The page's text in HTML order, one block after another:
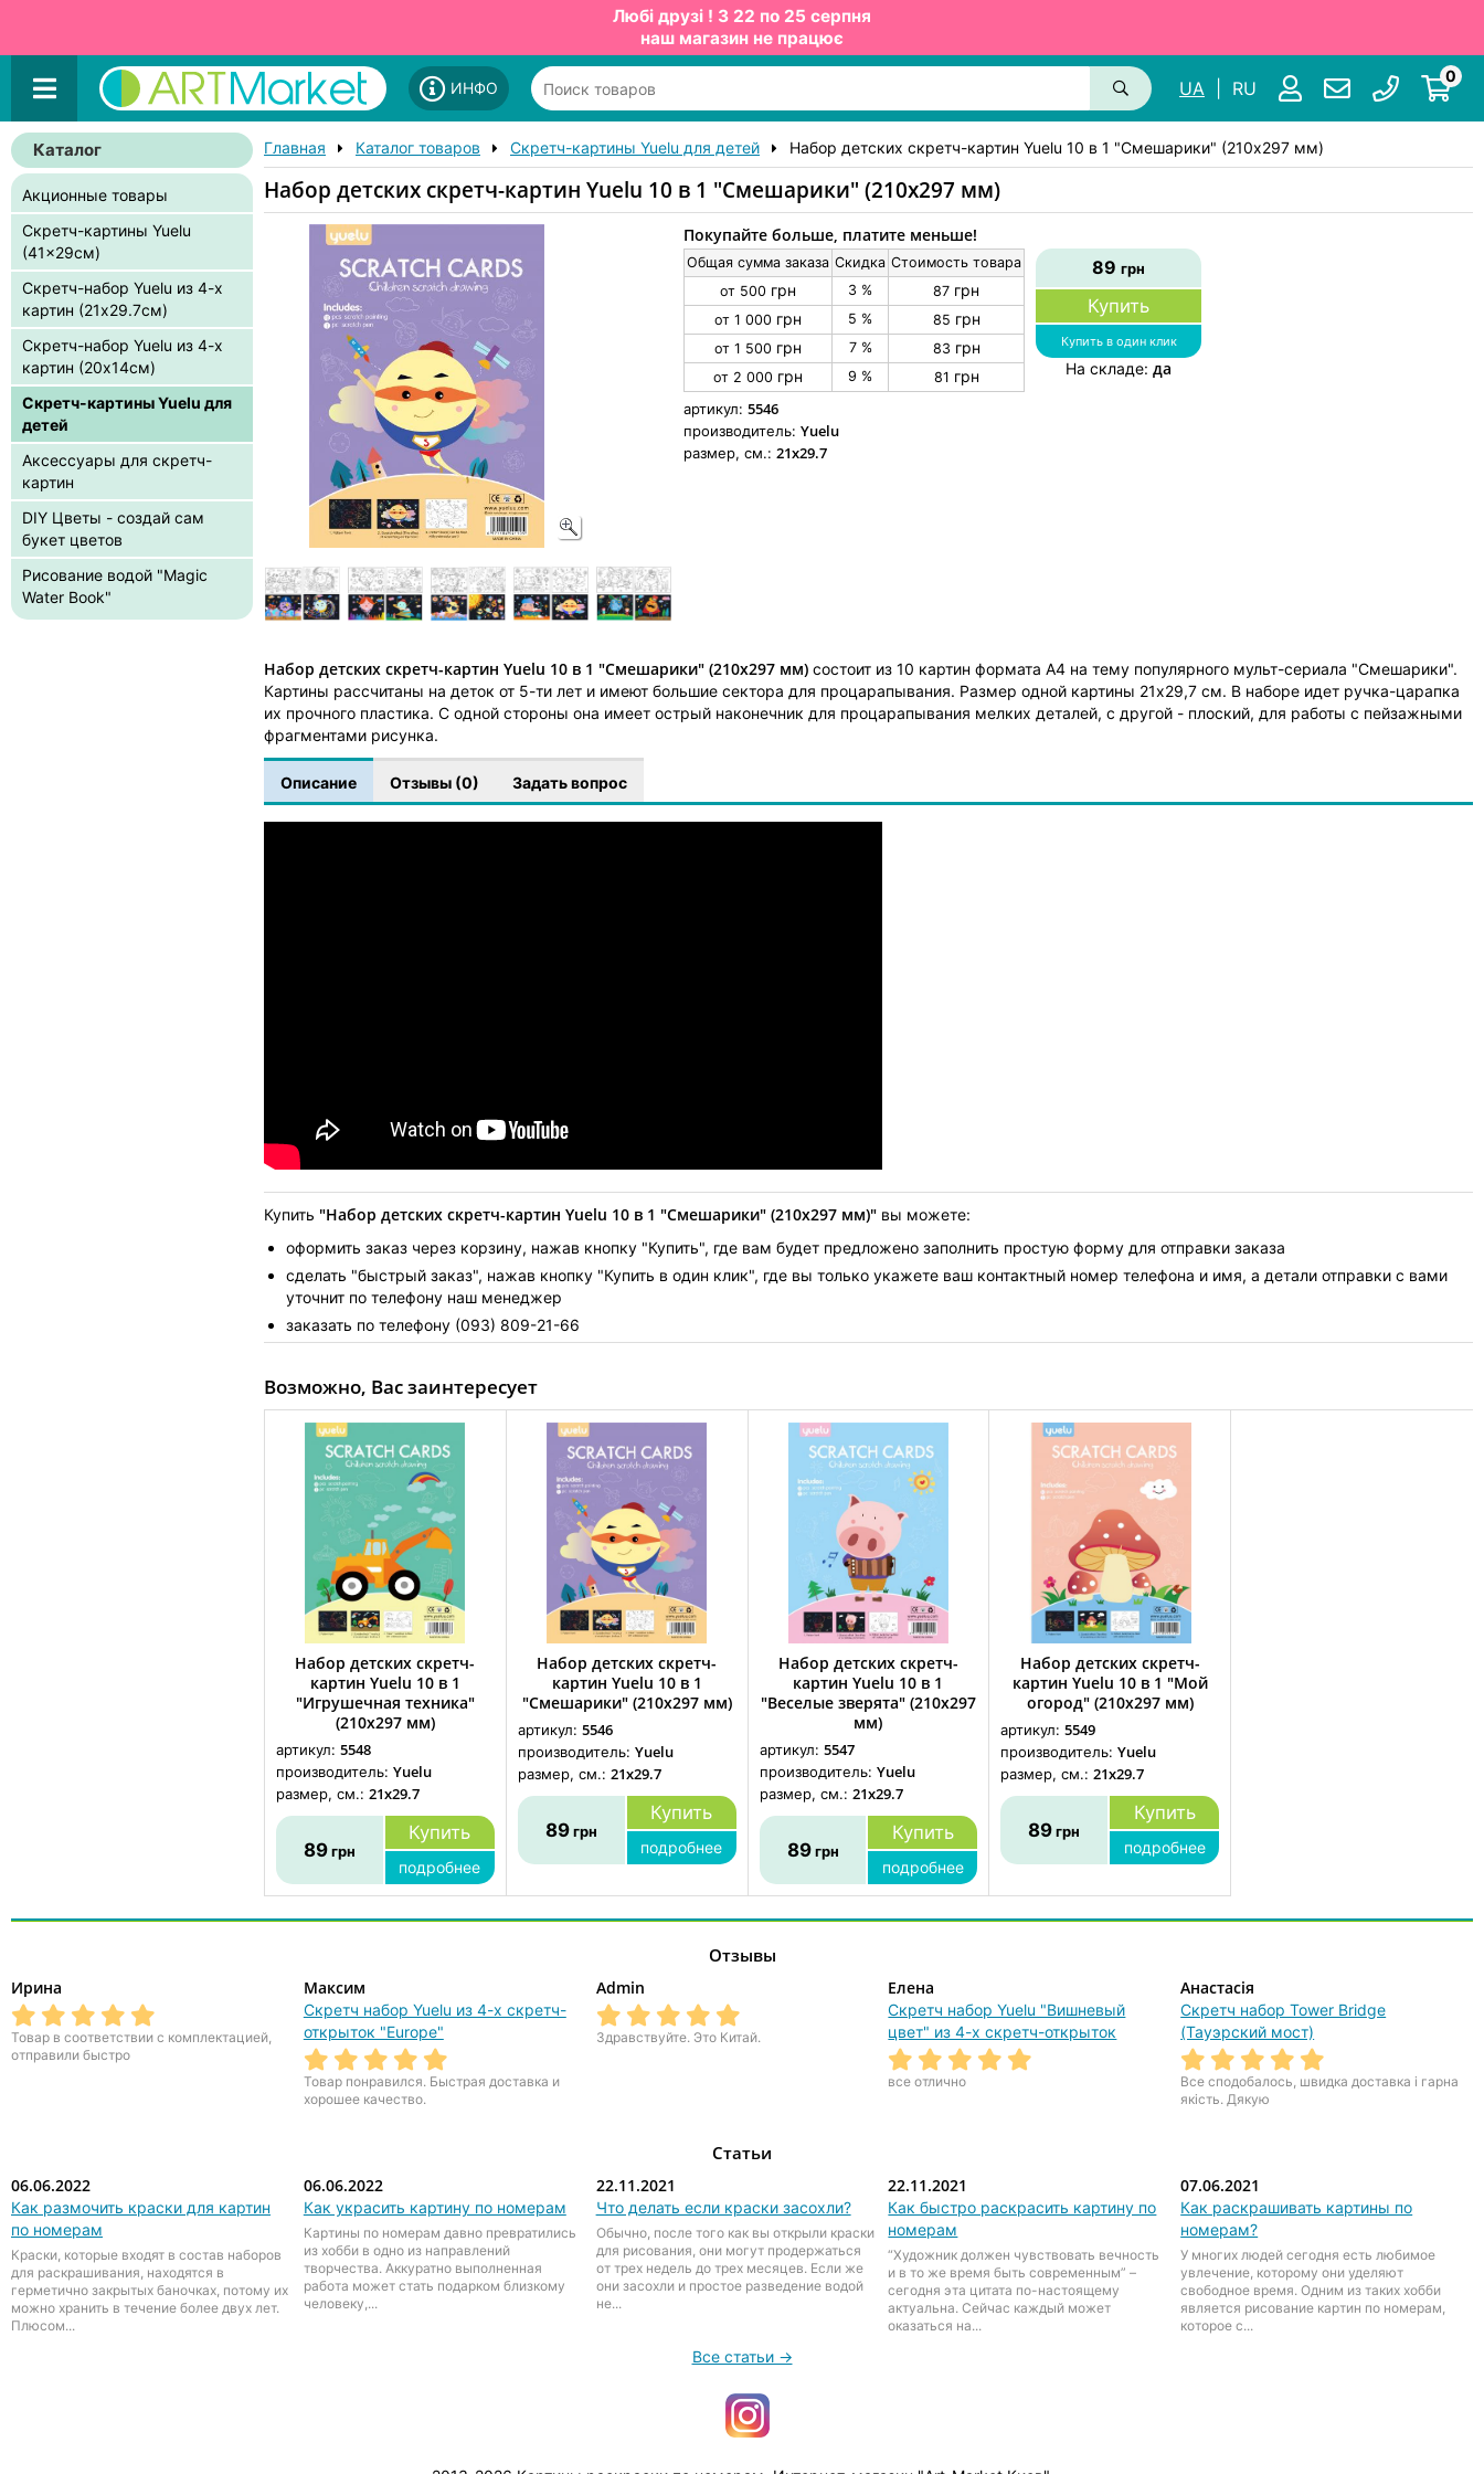
Любі друзі ! З 22 по 25 серпня
наш магазин не працює
ИНФО UA RU
0
Каталог
Акционные товары
Скретч-картины Yuelu
(41x29см)
Скретч-набор Yuelu из 4-х
картин (21x29.7см)
Скретч-набор Yuelu из 4-х
картин (20x14см)
Скретч-картины Yuelu для
детей
Аксессуары для скретч-
картин
DIY Цветы - создай сам
букет цветов
Рисование водой "Magic
Water Book"
Главная Каталог товаров Скретч-картины Yuelu для детей Набор детских скретч-картин Yuelu 10 в 1 "Смешарики" (210х297 мм)
Набор детских скретч-картин Yuelu 10 в 1 "Смешарики" (210х297 мм)
Покупайте больше, платите меньше!
Общая сумма заказа Скидка Стоимость товара
от 500 грн 3 % 87 грн
от 1 000 грн 5 % 85 грн
от 1 500 грн 7 % 83 грн
от 2 000 грн 9 % 81 грн
артикул: 5546
производитель: Yuelu
размер, см.: 21x29.7
89 грн
Купить
Купить в один клик
На складе: да
Набор детских скретч-картин Yuelu 10 в 1 "Смешарики" (210х297 мм) состоит из 10 картин формата A4 на тему популярного мульт-сериала "Смешарики".
Картины рассчитаны на деток от 5-ти лет и имеют большие сектора для процарапывания. Размер одной картины 21x29,7 см. В наборе идет ручка-царапка
их прочного пластика. С одной стороны она имеет острый наконечник для процарапывания мелких деталей, с другой - плоский, для работы с пейзажными
фрагментами рисунка.
Описание Отзывы (0) Задать вопрос
Купить "Набор детских скретч-картин Yuelu 10 в 1 "Смешарики" (210х297 мм)" вы можете:
оформить заказ через корзину, нажав кнопку "Купить", где вам будет предложено заполнить простую форму для отправки заказа
сделать "быстрый заказ", нажав кнопку "Купить в один клик", где вы только укажете ваш контактный номер телефона и имя, а детали отправки с вами
уточнит по телефону наш менеджер
заказать по телефону (093) 809-21-66
Возможно, Вас заинтересует
Набор детских скретч-
картин Yuelu 10 в 1
"Игрушечная техника"
(210х297 мм)
артикул: 5548
производитель: Yuelu
размер, см.: 21x29.7
89грн
Купить
подробнее
Набор детских скретч-
картин Yuelu 10 в 1
"Смешарики" (210х297 мм)
артикул: 5546
производитель: Yuelu
размер, см.: 21x29.7
89грн
Купить
подробнее
Набор детских скретч-
картин Yuelu 10 в 1
"Веселые зверята" (210х297
мм)
артикул: 5547
производитель: Yuelu
размер, см.: 21x29.7
89грн
Купить
подробнее
Набор детских скретч-
картин Yuelu 10 в 1 "Мой
огород" (210х297 мм)
артикул:5549
производитель:Yuelu
размер, см.:21x29.7
89грн
Купить
подробнее
Отзывы
Ирина
Товар в соответствии с комплектацией,
отправили быстро
Максим
Скретч набор Yuelu из 4-х скретч-
открыток "Europe"
Товар понравился. Быстрая доставка и
хорошее качество.
Admin
Здравствуйте. Это Китай.
Елена
Скретч набор Yuelu "Вишневый
цвет" из 4-х скретч-открыток
все отлично
Анастасія
Скретч набор Tower Bridge
(Тауэрский мост)
Все сподобалось, швидка доставка і гарна
якість. Дякую
Статьи
06.06.2022
Как размочить краски для картин
по номерам
Краски, которые входят в состав наборов
для раскрашивания, находятся в
герметично закрытых баночках, потому их
можно хранить в течение более двух лет.
Плюсом...
06.06.2022
Как украсить картину по номерам
Картины по номерам давно превратились
из хобби в одно из направлений
творчества. Аккуратно выполненная
работа может стать подарком близкому
человеку,...
22.11.2021
Что делать если краски засохли?
Обычно, после того как вы открыли краски
для рисования, они могут продержаться
от трех недель до трех месяцев. Если же
они засохли и простое разведение водой
не...
22.11.2021
Как быстро раскрасить картину по
номерам
“Художник должен чувствовать вечность
и в то же время быть современным” –
сегодня эта цитата по-настоящему
актуальна. Сейчас каждый может
оказаться на...
07.06.2021
Как раскрашивать картины по
номерам?
У многих людей сегодня есть любимое
увлечение, которому они уделяют
свободное время. Одним из таких хобби
является рисование картин по номерам,
которое с...
Все статьи →